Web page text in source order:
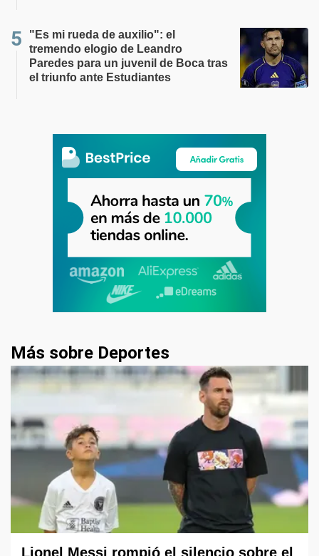
"Es mi rueda de auxilio": el
tremendo elogio de Leandro
Paredes para un juvenil de Boca tras
el triunfo ante Estudiantes
Más sobre Deportes
Lionel Messi rompió el silencio sobre el